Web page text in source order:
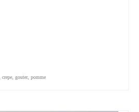
crepe gouter, pomme